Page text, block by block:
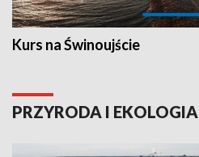
Kurs na Świnoujście
PRZYRODA I EKOLOGIA